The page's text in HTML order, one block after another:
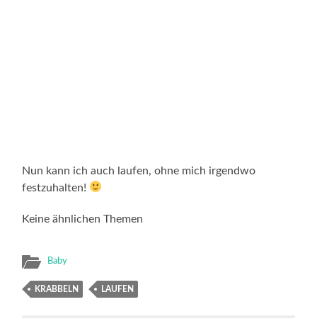
Nun kann ich auch laufen, ohne mich irgendwo
festzuhalten!
Keine ähnlichen Themen
Baby
KRABBELN LAUFEN